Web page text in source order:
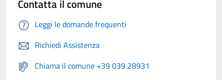
Contatta il comune
Leggi le domande frequenti
Richiedi Assistenza
Chiama il comune +39 039 28931